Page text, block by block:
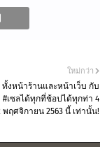
ใหม่กว่า
งหน้าร้านและหน้าเว็บ กับ
#เซลได้ทุกที่ช้อปได้ทุกท่า 4
พฤศจิกายน 2563 นี้ เท่านั้น!